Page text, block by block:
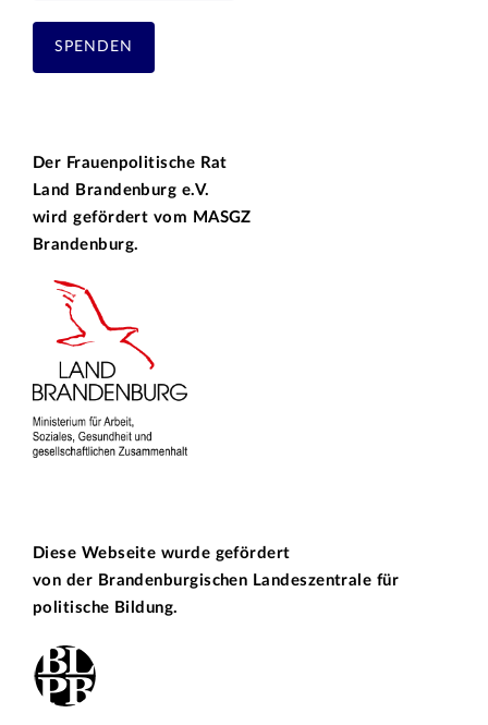
SPENDEN
Der Frauenpolitische Rat
Land Brandenburg e.V.
wird gefördert vom MASGZ
Brandenburg.
Diese Webseite wurde gefördert
von der Brandenburgischen Landeszentrale für
politische Bildung.